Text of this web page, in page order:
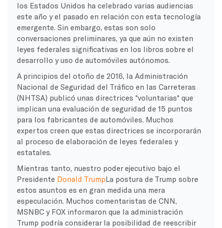
los Estados Unidos ha celebrado varias audiencias
este año y el pasado en relación con esta tecnología
emergente. Sin embargo, estas son solo
conversaciones preliminares, ya que aún no existen
leyes federales significativas en los libros sobre el
desarrollo y uso de automóviles autónomos.
A principios del otoño de 2016, la Administración
Nacional de Seguridad del Tráfico en las Carreteras
(NHTSA) publicó unas directrices *voluntarias* que
implican una evaluación de seguridad de 15 puntos
para los fabricantes de automóviles. Muchos
expertos creen que estas directrices se incorporarán
al proceso de elaboración de leyes federales y
estatales.
Mientras tanto, nuestro poder ejecutivo bajo el
Presidente Donald TrumpLa postura de Trump sobre
estos asuntos es en gran medida una mera
especulación. Muchos comentaristas de CNN,
MSNBC y FOX informaron que la administración
Trump podría considerar la posibilidad de reescribir